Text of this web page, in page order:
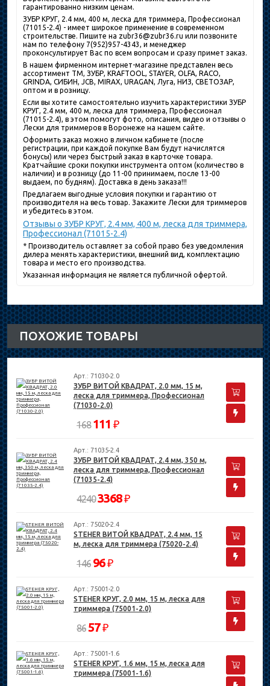
гарантированно низким ценам.
ЗУБР КРУГ, 2.4 мм, 400 м, леска для триммера, Профессионал
(71015-2.4) - имеет широкое применение в современном
строительстве. Пишите на zubr36@zubr36.ru или позвоните
нам по телефону 7(952)957-4343, и менеджер
проконсультирует Вас по всем вопросам и сразу примет заказ.
В нашем фирменном интернет-магазине представлен весь
ассортимент ТМ, ЗУБР, KRAFTOOL, STAYER, OLFA, RACO,
GRINDA, СИБИН, JCB, MIRAX, URAGAN, Луга, НИЗ, СВЕТОЗАР,
оптом и в розницу.
Если вы хотите самостоятельно изучить характеристики ЗУБР
КРУГ, 2.4 мм, 400 м, леска для триммера, Профессионал
(71015-2.4), в этом помогут фото, описания, видео и отзывы о
Лески для триммеров в Воронеже на нашем сайте.
Оформить заказ можно в личном кабинете (после
регистрации, при каждой покупке Вам будут начислятся
бонусы) или через быстрый заказ в карточке товара.
Кратчайшие сроки покупки инструмента оптом (количество в
наличии) и в розницу (до 11-00 принимаем, после 13-00
выдаем, по будням). Доставка в день заказа!!!
Предлагаем выгодные условия покупки и гарантию от
производителя на весь товар. Закажите Лески для триммеров
и убедитесь в этом.
Отзывы о ЗУБР КРУГ, 2.4 мм, 400 м, леска для триммера,
Профессионал (71015-2.4)
* Производитель оставляет за собой право без уведомления
дилера менять характеристики, внешний вид, комплектацию
товара и место его производства.
Указанная информация не является публичной офертой.
ПОХОЖИЕ ТОВАРЫ
Арт.: 71030-2.0
ЗУБР ВИТОЙ КВАДРАТ, 2.0 мм, 15 м,
леска для триммера, Профессионал
(71030-2.0)
168 111 ₽
Арт.: 71035-2.4
ЗУБР ВИТОЙ КВАДРАТ, 2.4 мм, 350 м,
леска для триммера, Профессионал
(71035-2.4)
42403368₽
Арт.: 75020-2.4
STEHER ВИТОЙ КВАДРАТ, 2.4 мм, 15
м, леска для триммера (75020-2.4)
146 96₽
Арт.: 75001-2.0
STEHER КРУГ, 2.0 мм, 15 м, леска для
триммера (75001-2.0)
8657₽
Арт.: 75001-1.6
STEHER КРУГ, 1.6 мм, 15 м, леска для
триммера (75001-1.6)